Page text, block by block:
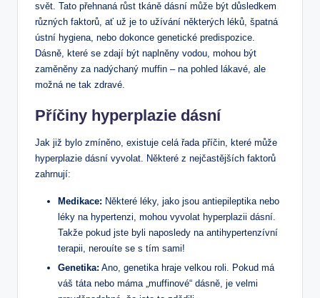
svět. Tato přehnaná růst tkáně dásní může být důsledkem
různých faktorů, ať už je to užívání některých léků, špatná
ústní hygiena, nebo dokonce genetické predispozice.
Dásně, které se zdají být naplněny vodou, mohou být
zaměněny za nadýchaný muffin – na pohled lákavé, ale
možná ne tak zdravé.
Příčiny hyperplazie dásní
Jak již bylo zmíněno, existuje celá řada příčin, které může
hyperplazie dásní vyvolat. Některé z nejčastějších faktorů
zahrnují:
Medikace: Některé léky, jako jsou antiepileptika nebo
léky na hypertenzi, mohou vyvolat hyperplazii dásní.
Takže pokud jste byli naposledy na antihypertenzívní
terapii, nerouíte se s tím sami!
Genetika: Ano, genetika hraje velkou roli. Pokud má
váš táta nebo máma „muffinové“ dásně, je velmi